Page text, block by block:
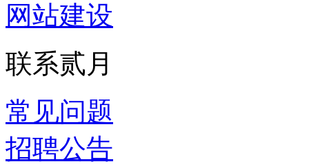
网站建设
联系贰月
常见问题
招聘公告